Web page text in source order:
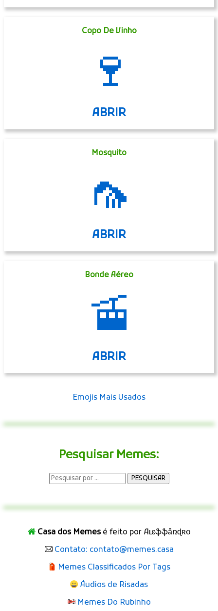
Copo De Vinho
🍷
ABRIR
Mosquito
🦟
ABRIR
Bonde Aéreo
🚡
ABRIR
Emojis Mais Usados
Pesquisar Memes:
Casa dos Memesé feito por Aʟɛֆֆǟռɖʀօ
Contato: contato@memes.casa
Memes Classificados Por Tags
Áudios de Risadas
Memes Do Rubinho